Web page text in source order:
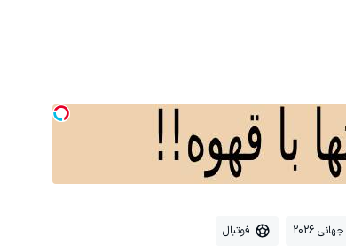
2026 فوتبال